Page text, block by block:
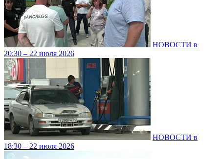
НОВОСТИ в
20:30 – 22 июля 2026
НОВОСТИ в
18:30 – 22 июля 2026